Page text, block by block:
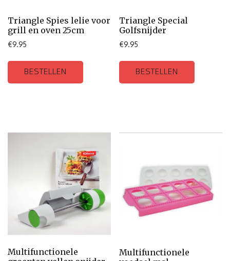
Triangle Spies lelie voor
grill en oven 25cm
€9.95
BESTELLEN
Triangle Special
Golfsnijder
€9.95
BESTELLEN
Multifunctionele
Multifunctionele